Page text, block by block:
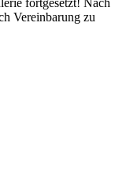
Vereinbarung zu